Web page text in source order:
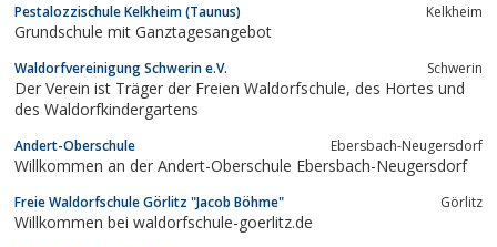
Pestalozzischule Kelkheim (Taunus) Kelkheim
Grundschule mit Ganztagesangebot
Waldorfvereinigung Schwerin e.V. Schwerin
Der Verein ist Träger der Freien Waldorfschule, des Hortes und
des Waldorfkindergartens
Andert-Oberschule Ebersbach-Neugersdorf
Willkommen an der Andert-Oberschule Ebersbach-Neugersdorf
Freie Waldorfschule Görlitz "Jacob Böhme" Görlitz
Willkommen bei waldorfschule-goerlitz.de